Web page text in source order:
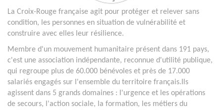
La Croix-Rouge française agit pour protéger et relever sans
condition, les personnes en situation de vulnérabilité et
construire avec elles leur résilience.
Membre d'un mouvement humanitaire présent dans 191 pays,
c'est une association indépendante, reconnue d'utilité publique,
qui regroupe plus de 60.000 bénévoles et près de 17.000
salariés engagés sur l'ensemble du territoire français.Ils
agissent dans 5 grands domaines : l'urgence et les opérations
de secours, l'action sociale, la formation, les métiers du